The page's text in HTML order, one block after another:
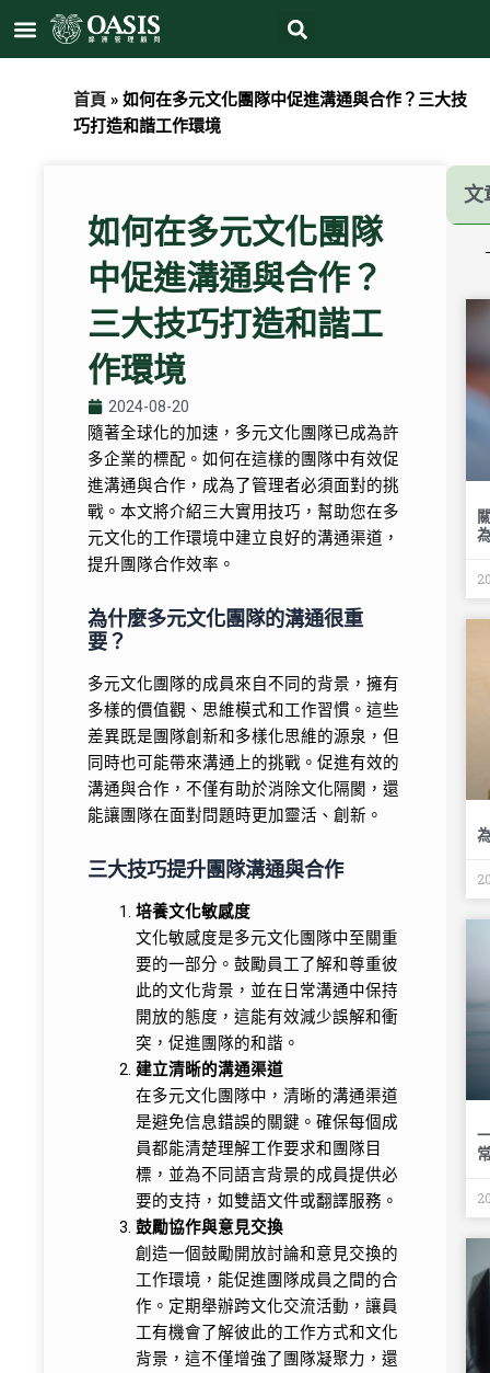
至
主
Menu Search
首頁 » 如何在多元文化團隊中促進溝通與合作？三大技
巧打造和諧工作環境
如何在多元文化團隊
中促進溝通與合作？
三大技巧打造和諧工
作環境
2024-08-20
隨著全球化的加速，多元文化團隊已成為許
多企業的標配。如何在這樣的團隊中有效促
進溝通與合作，成為了管理者必須面對的挑
戰。本文將介紹三大實用技巧，幫助您在多
元文化的工作環境中建立良好的溝通渠道，
提升團隊合作效率。
為什麼多元文化團隊的溝通很重
要？
多元文化團隊的成員來自不同的背景，擁有
多樣的價值觀、思維模式和工作習慣。這些
差異既是團隊創新和多樣化思維的源泉，但
同時也可能帶來溝通上的挑戰。促進有效的
溝通與合作，不僅有助於消除文化隔閡，還
能讓團隊在面對問題時更加靈活、創新。
三大技巧提升團隊溝通與合作
培養文化敏感度
文化敏感度是多元文化團隊中至關重
要的一部分。鼓勵員工了解和尊重彼
此的文化背景，並在日常溝通中保持
開放的態度，這能有效減少誤解和衝
突，促進團隊的和諧。
建立清晰的溝通渠道
在多元文化團隊中，清晰的溝通渠道
是避免信息錯誤的關鍵。確保每個成
員都能清楚理解工作要求和團隊目
標，並為不同語言背景的成員提供必
要的支持，如雙語文件或翻譯服務。
鼓勵協作與意見交換
創造一個鼓勵開放討論和意見交換的
工作環境，能促進團隊成員之間的合
作。定期舉辦跨文化交流活動，讓員
工有機會了解彼此的工作方式和文化
背景，這不僅增強了團隊凝聚力，還
文